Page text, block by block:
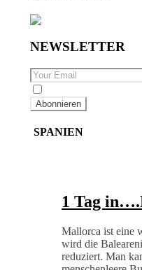
NEWSLETTER
SPANIEN
1 Tag
Mallorca ist eine
wird die
reduziert. Man